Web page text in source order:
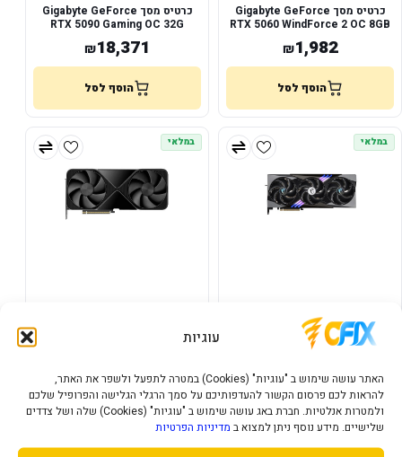
עוגיות
האתר עושה שימוש ב "עוגיות" (Cookies) במטרה לתפעל ולשפר את האתר,
להראות לכם פרסום הקשור להעדפותיכם על סמך הרגלי הגלישה והפרופיל שלכם
ולמטרות אנלטיות. חברת באג עושה שימוש ב "עוגיות" (Cookies) שלה ושל צדדים
שלישיים. מידע נוסף ניתן למצוא ב מדיניות הפרטיות
כרטיס מסך Gigabyte GeForce
RTX 5060 WindForce 2 OC 8GB
₪1,982
הוסף לסל
כרטיס מסך Gigabyte GeForce
RTX 5090 Gaming OC 32G
₪18,371
הוסף לסל
במלאי
MSI GeForce RTX 5090 32G
GAMING TRIO OC
16,877
הוסף לסל
במלאי
הוסף לסל
במלאי במלאי